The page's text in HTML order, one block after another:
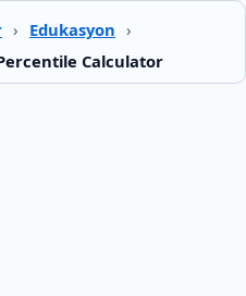
› Edukasyon ›
Calculator